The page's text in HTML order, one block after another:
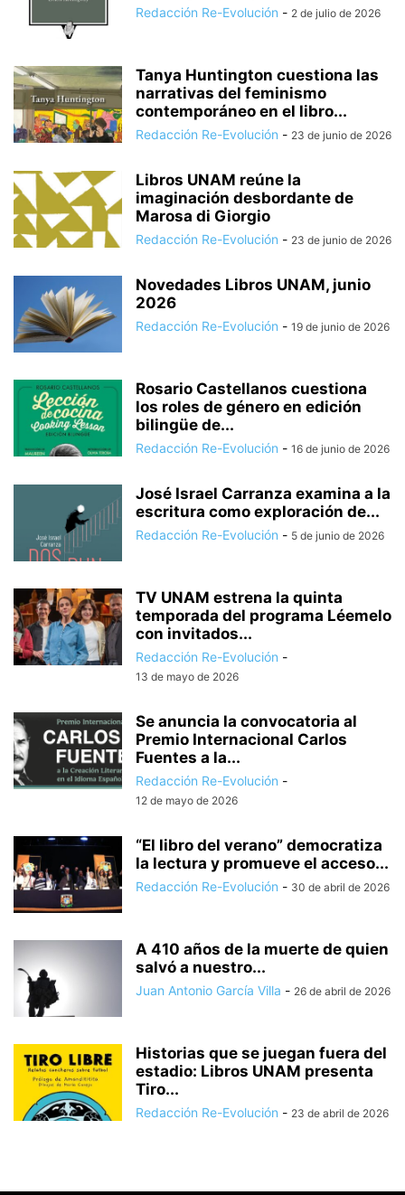
Redacción Re-Evolución - 2 de julio de 2026
Tanya Huntington cuestiona las
narrativas del feminismo
contemporáneo en el libro...
Redacción Re-Evolución - 23 de junio de 2026
Libros UNAM reúne la
imaginación desbordante de
Marosa di Giorgio
Redacción Re-Evolución - 23 de junio de 2026
Novedades Libros UNAM, junio
2026
Redacción Re-Evolución - 19 de junio de 2026
Rosario Castellanos cuestiona
los roles de género en edición
bilingüe de...
Redacción Re-Evolución - 16 de junio de 2026
José Israel Carranza examina a la
escritura como exploración de...
Redacción Re-Evolución - 5 de junio de 2026
TV UNAM estrena la quinta
temporada del programa Léemelo
con invitados...
Redacción Re-Evolución -
13 de mayo de 2026
Se anuncia la convocatoria al
Premio Internacional Carlos
Fuentes a la...
Redacción Re-Evolución -
12 de mayo de 2026
“El libro del verano” democratiza
la lectura y promueve el acceso...
Redacción Re-Evolución - 30 de abril de 2026
A 410 años de la muerte de quien
salvó a nuestro...
Juan Antonio García Villa - 26 de abril de 2026
Historias que se juegan fuera del
estadio: Libros UNAM presenta
Tiro...
Redacción Re-Evolución - 23 de abril de 2026